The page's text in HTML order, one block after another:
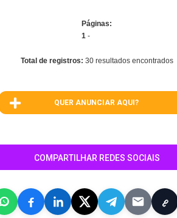
Páginas:
1 -
Total de registros: 30 resultados encontrados
QUER ANUNCIAR AQUI?
COMPARTILHAR REDES SOCIAIS